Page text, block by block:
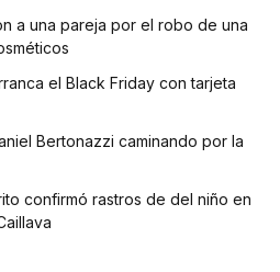
a una pareja por el robo de una
el Black Friday con tarjeta
Bertonazzi caminando por la
confirmó rastros de del niño en